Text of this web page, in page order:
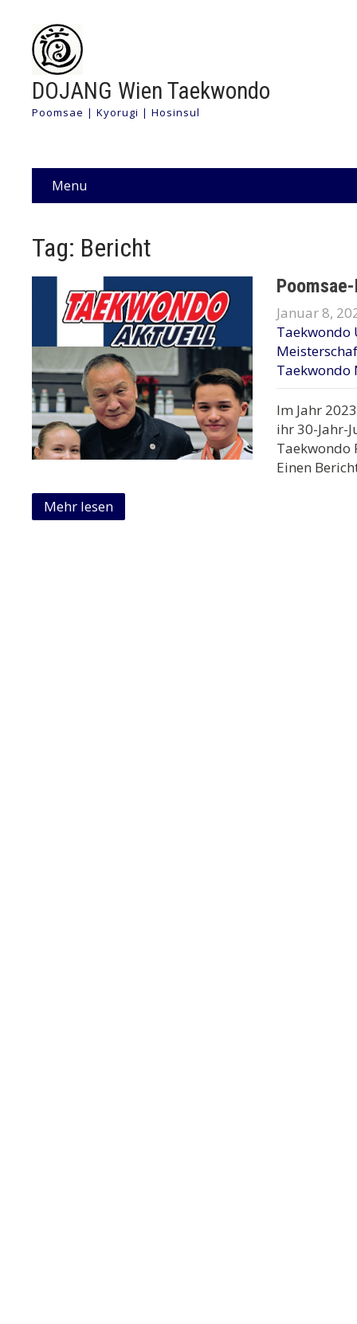
DOJANG Wien Taekwondo
Poomsae | Kyorugi | Hosinsul
Menu
Tag: Bericht
Januar 8,
Taekwondo
Taekwondo
Im Jahr
ihr 30-Jahr-
Taekwondo
Einen
Mehr lesen